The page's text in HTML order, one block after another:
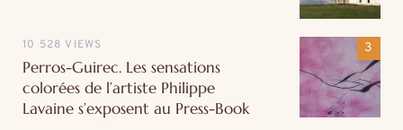
10 528 VIEWS
Perros-Guirec. Les sensations
colorées de l’artiste Philippe
Lavaine s’exposent au Press-Book